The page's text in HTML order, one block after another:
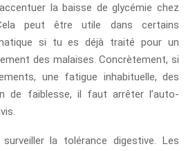
la baisse de glycémie chez
peut être utile dans certains
si tu es déjà traité pour un
des malaises. Concrètement, si
une fatigue inhabituelle, des
de faiblesse, il faut arrêter l’auto-
la tolérance digestive. Les